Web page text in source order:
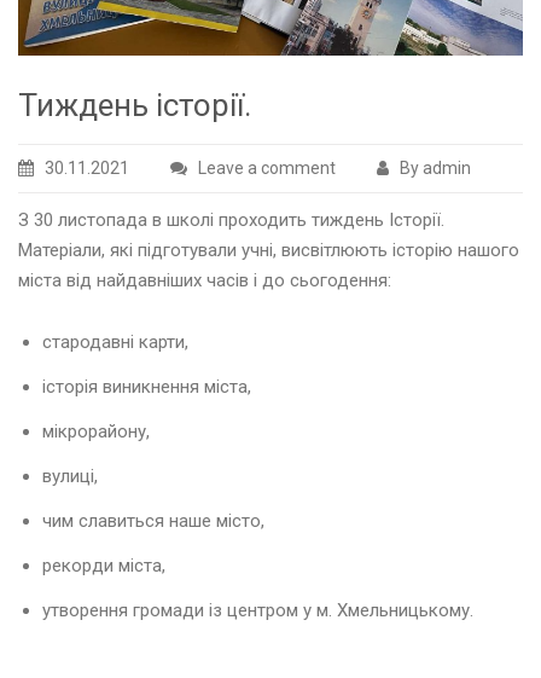
Тиждень історії.
30.11.2021 Leave a comment By admin
З 30 листопада в школі проходить тиждень Історії.
Матеріали, які підготували учні, висвітлюють історію нашого
міста від найдавніших часів і до сьогодення:
стародавні карти,
історія виникнення міста,
мікрорайону,
вулиці,
чим славиться наше місто,
рекорди міста,
утворення громади із центром у м. Хмельницькому.